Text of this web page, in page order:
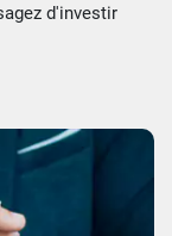
d'investir